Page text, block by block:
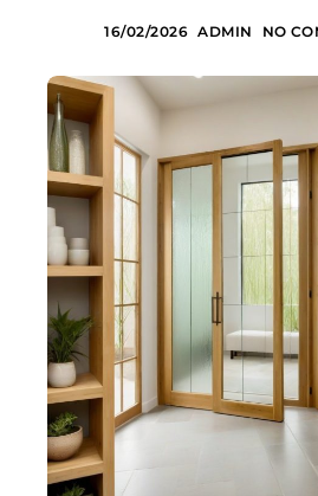
16/02/2026 ADMIN NO